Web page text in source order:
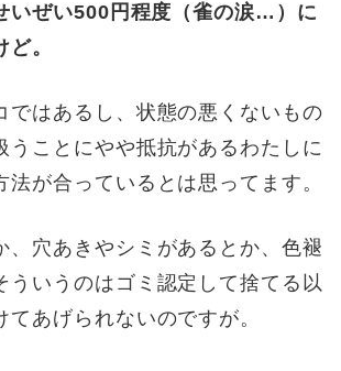
いぜい500円程度（雀の涙…）に
。
ではあるし、状態の悪くないもの
うことにやや抵抗があるわたしに
法が合っているとは思ってます。
、穴あきやシミがあるとか、色褪
ういうのはゴミ認定して捨てる以
てあげられないのですが。